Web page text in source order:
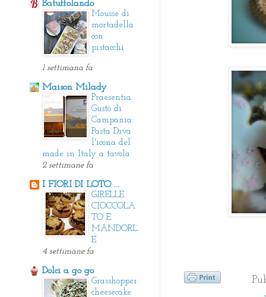
Batuffolando
Mousse di
mortadella
con
pistacchi
1 settimana fa
Maison Milady
Praesentia.
Gusto di
Campania:
Pasta Diva
l'icona del
made in Italy a tavola.
2 settimane fa
I FIORI DI LOTO ...
GIRELLE
CIOCCOLA
TO E
MANDORL
E
4 settimane fa
Dolci a go go
Grasshopper
cheesecake